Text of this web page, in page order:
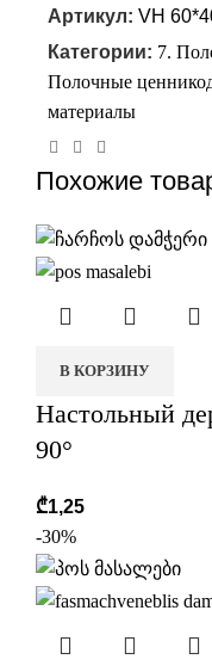
Артикул: VH
Категории: 7.
Полочные
материалы
Похожие
В КОРЗИНУ
Настольный
90°
₾1,25
-30%